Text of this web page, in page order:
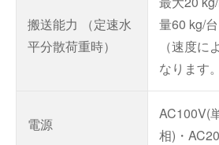
搬送能力 （定速水
平分散荷重時）
量60 kg/台
（速度に
なります。
電源
AC100V(
相)・